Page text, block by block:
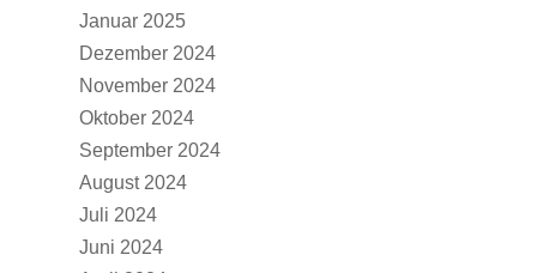
Januar 2025
Dezember 2024
November 2024
Oktober 2024
September 2024
August 2024
Juli 2024
Juni 2024